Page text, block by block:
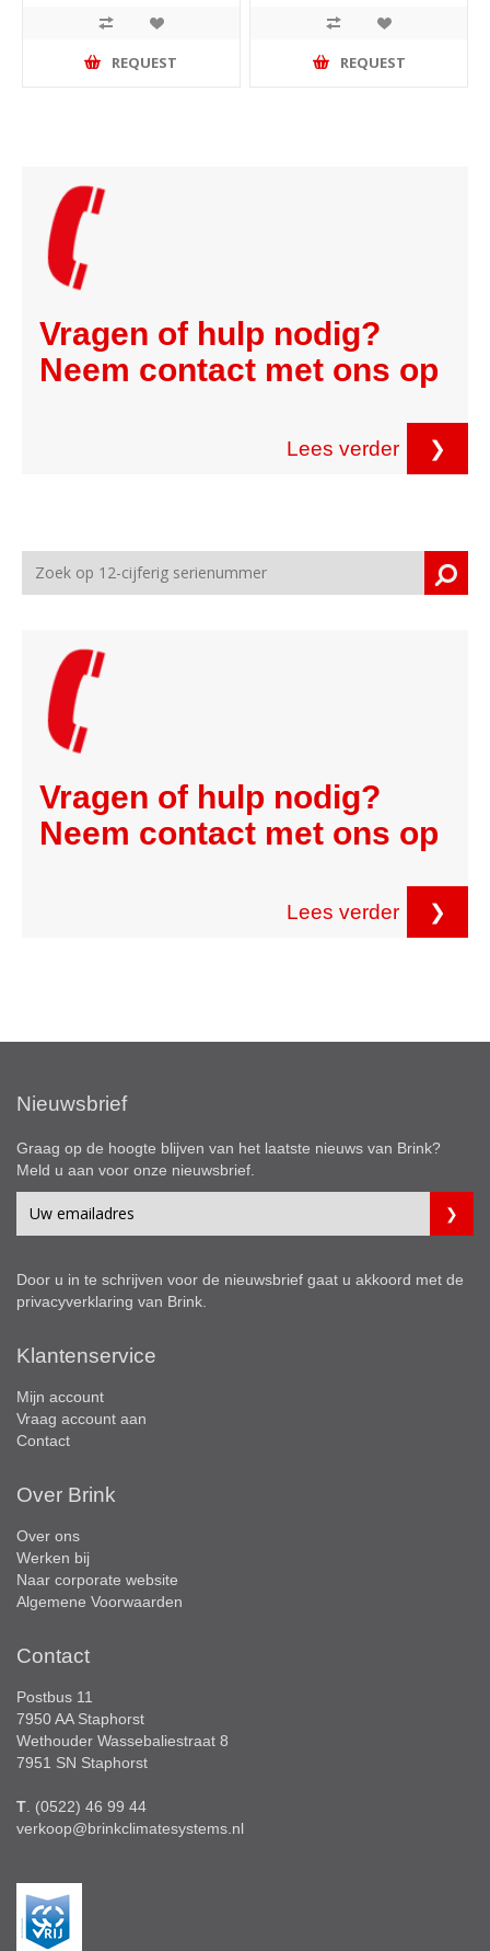
REQUEST REQUEST
Vragen of hulp nodig?
Neem contact met ons op
Lees verder ❯
Vragen of hulp nodig?
Neem contact met ons op
Lees verder ❯
Nieuwsbrief
Graag op de hoogte blijven van het laatste nieuws van Brink?
Meld u aan voor onze nieuwsbrief.
Door u in te schrijven voor de nieuwsbrief gaat u akkoord met de
privacyverklaring van Brink.
Klantenservice
Mijn account
Vraag account aan
Contact
Over Brink
Over ons
Werken bij
Naar corporate website
Algemene Voorwaarden
Contact
Postbus 11
7950 AA Staphorst
Wethouder Wassebaliestraat 8
7951 SN Staphorst
T . (0522) 46 99 44
verkoop@brinkclimatesystems.nl